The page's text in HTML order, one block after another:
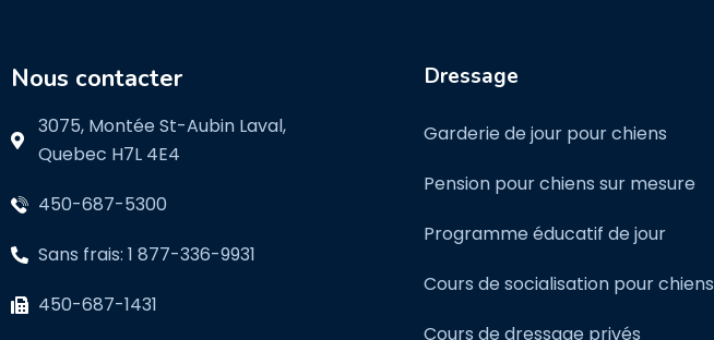
Nous contacter
3075, Montée St-Aubin Laval,
Quebec H7L 4E4
450-687-5300
Sans frais: 1 877-336-9931
450-687-1431
Dressage
Garderie de jour pour chiens
Pension pour chiens sur mesure
Programme éducatif de jour
Cours de socialisation pour chiens
Cours de dressage privés